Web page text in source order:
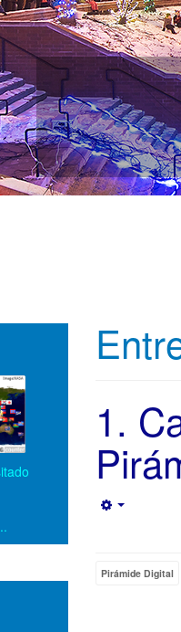
1.
Pirámide Digital